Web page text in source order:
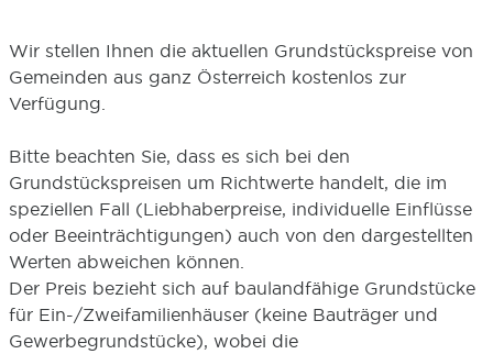
Wir stellen Ihnen die aktuellen Grundstückspreise von
Gemeinden aus ganz Österreich kostenlos zur
Verfügung.
Bitte beachten Sie, dass es sich bei den
Grundstückspreisen um Richtwerte handelt, die im
speziellen Fall (Liebhaberpreise, individuelle Einflüsse
oder Beeinträchtigungen) auch von den dargestellten
Werten abweichen können.
Der Preis bezieht sich auf baulandfähige Grundstücke
für Ein-/Zweifamilienhäuser (keine Bauträger und
Gewerbegrundstücke), wobei die